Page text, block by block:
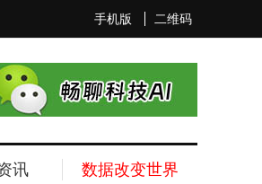
手机版 二维码
讯 数据改变世界